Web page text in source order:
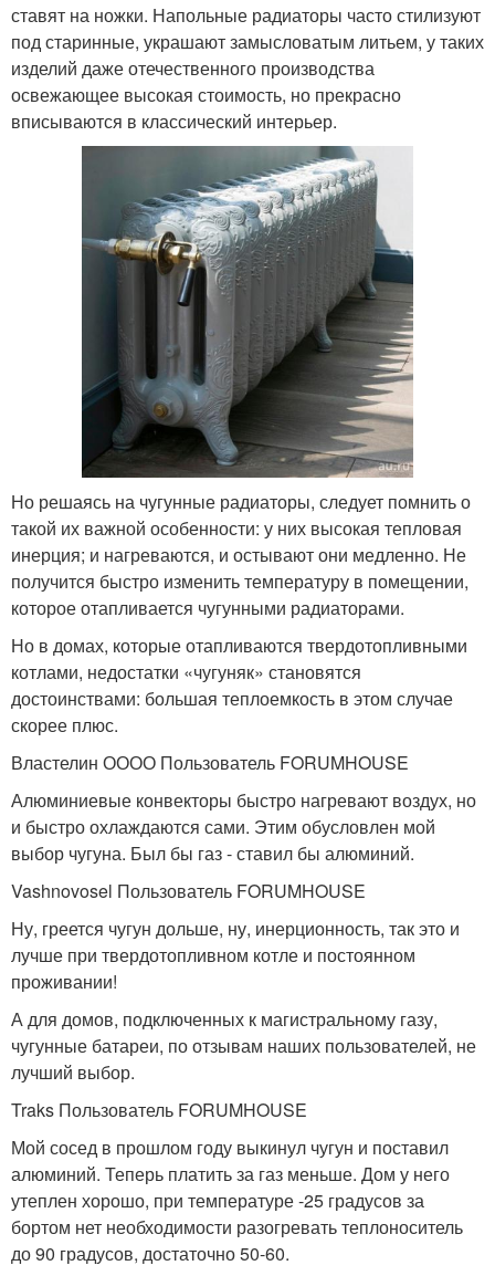
ставят на ножки. Напольные радиаторы часто стилизуют
под старинные, украшают замысловатым литьем, у таких
изделий даже отечественного производства
освежающее высокая стоимость, но прекрасно
вписываются в классический интерьер.
Но решаясь на чугунные радиаторы, следует помнить о
такой их важной особенности: у них высокая тепловая
инерция; и нагреваются, и остывают они медленно. Не
получится быстро изменить температуру в помещении,
которое отапливается чугунными радиаторами.
Но в домах, которые отапливаются твердотопливными
котлами, недостатки «чугуняк» становятся
достоинствами: большая теплоемкость в этом случае
скорее плюс.
Властелин ОООО Пользователь FORUMHOUSE
Алюминиевые конвекторы быстро нагревают воздух, но
и быстро охлаждаются сами. Этим обусловлен мой
выбор чугуна. Был бы газ - ставил бы алюминий.
Vashnovosel Пользователь FORUMHOUSE
Ну, греется чугун дольше, ну, инерционность, так это и
лучше при твердотопливном котле и постоянном
проживании!
А для домов, подключенных к магистральному газу,
чугунные батареи, по отзывам наших пользователей, не
лучший выбор.
Traks Пользователь FORUMHOUSE
Мой сосед в прошлом году выкинул чугун и поставил
алюминий. Теперь платить за газ меньше. Дом у него
утеплен хорошо, при температуре -25 градусов за
бортом нет необходимости разогревать теплоноситель
до 90 градусов, достаточно 50-60.